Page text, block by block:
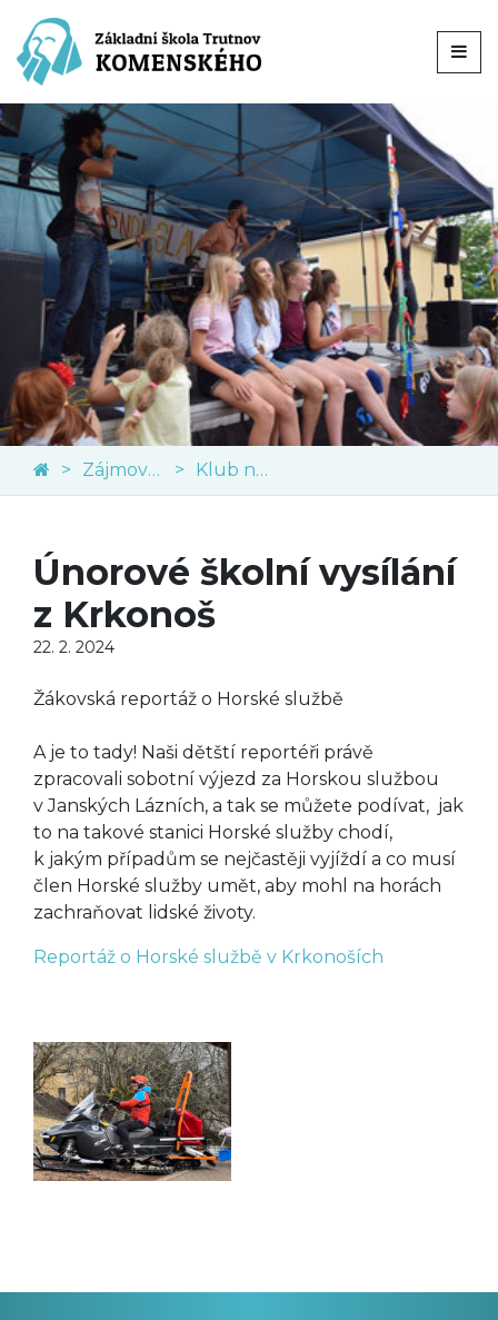
Zájmové kroužky Klub nadaných dětí
Únorové školní vysílání
z Krkonoš
22. 2. 2024
Žákovská reportáž o Horské službě
A je to tady! Naši dětští reportéři právě
zpracovali sobotní výjezd za Horskou službou
v Janských Lázních, a tak se můžete podívat, jak
to na takové stanici Horské služby chodí,
k jakým případům se nejčastěji vyjíždí a co musí
člen Horské služby umět, aby mohl na horách
zachraňovat lidské životy.
Reportáž o Horské službě v Krkonoších